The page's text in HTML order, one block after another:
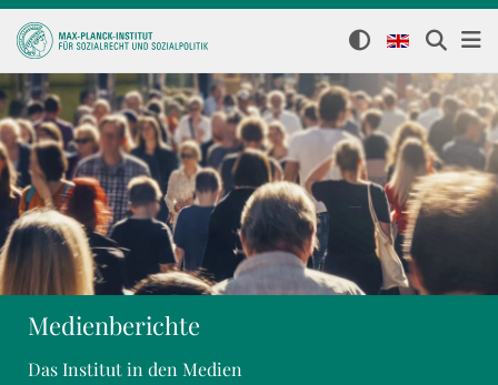
Medienberichte
Das Institut in den Medien